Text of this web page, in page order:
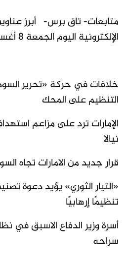
متابعات- تاق برس- أبرز
الإلكترونية اليوم الجمعة 8 أغسطس2025م:
خلافات في حركة «تحرير
التنظيم على المحك
الإمارات ترد على مزاعم
نيالا
قرار جديد من الامارات تجاه
«التيار الثوري» يؤيد دعوة
تنظيمًا إرهابيًا
أسرة وزير الدفاع الاسبق في
سراحه